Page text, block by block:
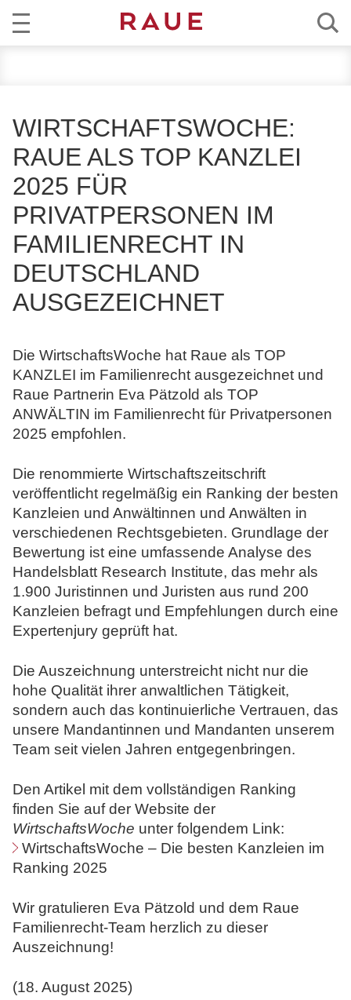
t
s
n
w
l
t
u
d
N
o
a
e
ÜBER RAUE
WIRTSCHAFTSWOCHE:
RAUE ALS TOP KANZLEI
2025 FÜR
PRIVATPERSONEN IM
FAMILIENRECHT IN
DEUTSCHLAND
AUSGEZEICHNET
Die WirtschaftsWoche hat Raue als TOP
KANZLEI im Familienrecht ausgezeichnet und
Raue Partnerin Eva Pätzold als TOP
ANWÄLTIN im Familienrecht für Privatpersonen
2025 empfohlen.
Die renommierte Wirtschaftszeitschrift
veröffentlicht regelmäßig ein Ranking der besten
Kanzleien und Anwältinnen und Anwälten in
verschiedenen Rechtsgebieten. Grundlage der
Bewertung ist eine umfassende Analyse des
Handelsblatt Research Institute, das mehr als
1.900 Juristinnen und Juristen aus rund 200
Kanzleien befragt und Empfehlungen durch eine
Expertenjury geprüft hat.
Die Auszeichnung unterstreicht nicht nur die
hohe Qualität ihrer anwaltlichen Tätigkeit,
sondern auch das kontinuierliche Vertrauen, das
unsere Mandantinnen und Mandanten unserem
Team seit vielen Jahren entgegenbringen.
Den Artikel mit dem vollständigen Ranking
finden Sie auf der Website der
WirtschaftsWoche unter folgendem Link:
WirtschaftsWoche – Die besten Kanzleien im
Ranking 2025
Wir gratulieren Eva Pätzold und dem Raue
Familienrecht-Team herzlich zu dieser
Auszeichnung!
(18. August 2025)